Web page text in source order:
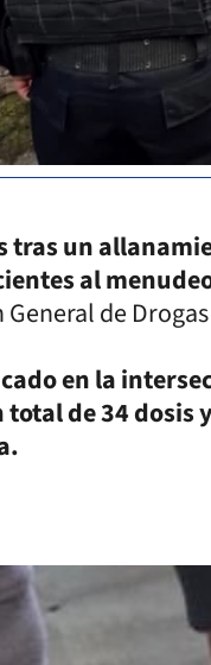
tras un
al
de
en la
de 34 dosis